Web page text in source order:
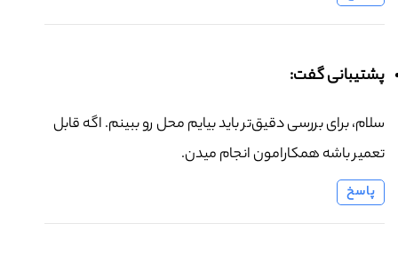
پشتیبانی گفت:
سلام، برای بررسی دقیق‌تر باید بیایم محل رو ببینم. اگه قابل
تعمیر باشه همکارامون انجام میدن.
پاسخ